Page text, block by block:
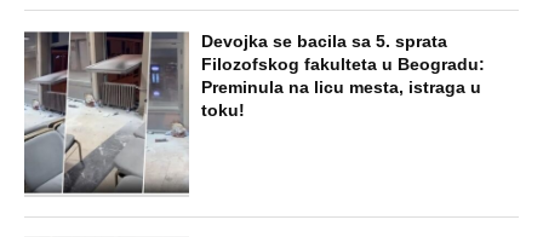
Devojka se bacila sa 5. sprata
Filozofskog fakulteta u Beogradu:
Preminula na licu mesta, istraga u
toku!